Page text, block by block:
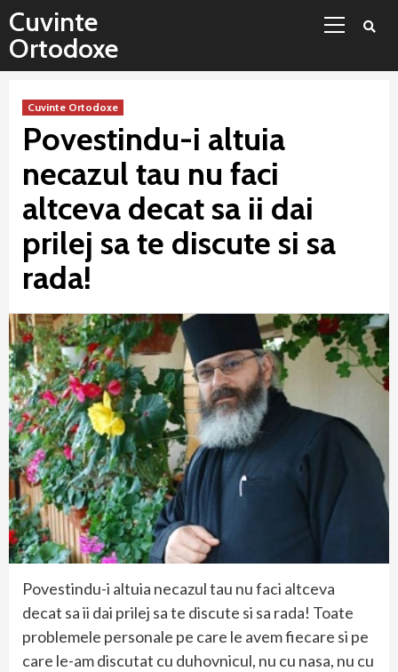
Sari
conținut
Cuvinte
Ortodoxe
Cuvinte Ortodoxe
Povestindu-i altuia
necazul tau nu faci
altceva decat sa ii dai
prilej sa te discute si sa
rada!
Povestindu-i altuia necazul tau nu faci altceva
decat sa ii dai prilej sa te discute si sa rada! Toate
problemele personale pe care le avem fiecare si pe
care le-am discutat cu duhovnicul, nu cu nasa, nu cu